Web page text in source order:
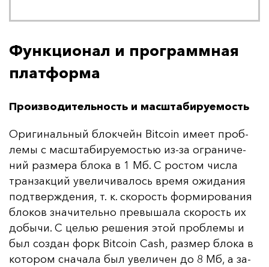
Функционал и программная
платформа
Производительность и масштабируемость
Ори­ги­наль­ный блок­чейн Bitcoin име­ет проб­
ле­мы с мас­шта­би­ру­емостью из-за ог­ра­ни­че­
ний раз­ме­ра бло­ка в 1 Мб. С рос­том чис­ла
тран­зак­ций уве­ли­чи­ва­лось вре­мя ожи­да­ния
под­твер­жде­ния, т. к. ско­рость фор­ми­ро­ва­ния
бло­ков зна­чи­тель­но пре­вы­ша­ла ско­рость их
до­бы­чи. С целью ре­ше­ния этой проб­ле­мы и
был соз­дан форк Bitcoin Cash, раз­мер бло­ка в
ко­то­ром сна­ча­ла был уве­ли­чен до 8 Мб, а за­